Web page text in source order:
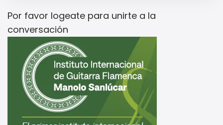
Por favor logeate para unirte a la
conversación